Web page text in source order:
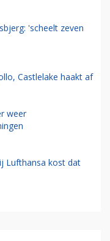
'scheelt zeven
Castlelake haakt af
weer
Lufthansa kost dat